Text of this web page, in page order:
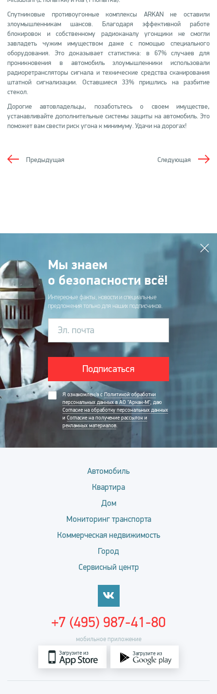
Спутниковые противоугонные комплексы ARKAN не оставили
злоумышленникам шансов. Благодаря эффективной работе
блокировок и собственному радиоканалу угонщики не смогли
завладеть чужим имуществом даже с помощью специального
оборудования. Это доказывает статистика: в 67% случаев для
проникновения в автомобиль злоумышленники использовали
радиоретрансляторы сигнала и технические средства сканирования
штатной сигнализации. Оставшиеся 33% пришлись на разбитие
стекол.
Дорогие автовладельцы, позаботьтесь о своем имуществе,
устанавливайте дополнительные системы защиты на автомобиль. Это
поможет вам свести риск угона к минимуму. Удачи на дорогах!
Следующая
Предыдущая
Мы знаем
о безопасности всё!
Интересные факты, новости и специальные
предложения только для наших подписчиков.
Эл. почта
Подписаться
Я ознакомлен/а с Политикой обработки
персональных данных в АО "Аркан-М", даю
Согласие на обработку персональных данных
и Согласие на получение рассылок и
рекламных материалов.
Автомобиль
Квартира
Дом
Мониторинг транспорта
Коммерческая недвижимость
Город
Сервисный центр
мобильное приложение
Загрузите из Загрузите из
+7 (495) 987-41-80